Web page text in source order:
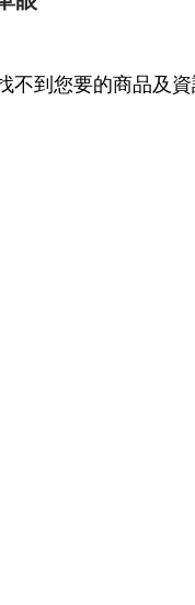
不到您要的商品及